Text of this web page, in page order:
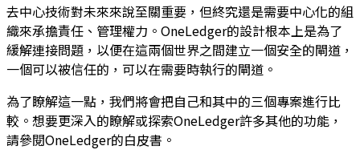
去中心技術對未來來說至關重要，但終究還是需要中心化的組
織來承擔責任、管理權力。OneLedger的設計根本上是為了
緩解連接問題，以便在這兩個世界之間建立一個安全的閘道，
一個可以被信任的，可以在需要時執行的閘道。
為了瞭解這一點，我們將會把自己和其中的三個專案進行比
較。想要更深入的瞭解或探索OneLedger許多其他的功能，
請參閱OneLedger的白皮書。